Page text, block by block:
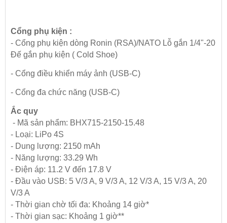
Cổng phụ kiện :
- Cổng phụ kiện dòng Ronin (RSA)/NATO Lỗ gắn 1/4"-20
Đế gắn phụ kiện ( Cold Shoe)
- Cổng điều khiển máy ảnh (USB-C)
- Cổng đa chức năng (USB-C)
Ắc quy
- Mã sản phẩm: BHX715-2150-15.48
- Loại: LiPo 4S
- Dung lượng: 2150 mAh
- Năng lượng: 33.29 Wh
- Điện áp: 11.2 V đến 17.8 V
- Đầu vào USB: 5 V/3 A, 9 V/3 A, 12 V/3 A, 15 V/3 A, 20
V/3 A
- Thời gian chờ tối đa: Khoảng 14 giờ*
- Thời gian sạc: Khoảng 1 giờ**